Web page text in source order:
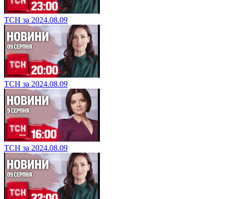
ТСН за 2024.08.09
ТСН за 2024.08.09
ТСН за 2024.08.09